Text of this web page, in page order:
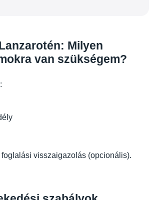
Milyen
van szükségem?
foglalási visszaigazolás (opcionális).